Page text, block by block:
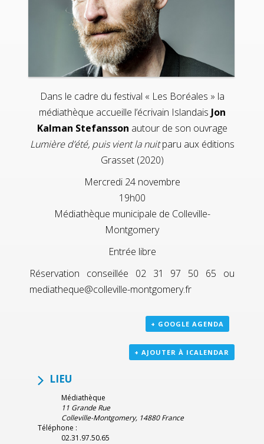
Dans le cadre du festival « Les Boréales » la
médiathèque accueille l’écrivain Islandais Jon
Kalman Stefansson autour de son ouvrage
Lumière d’été, puis vient la nuitparu aux éditions
Grasset (2020)
Mercredi 24 novembre
19h00
Médiathèque municipale de Colleville-
Montgomery
Entrée libre
Réservation conseillée 02 31 97 50 65 ou
mediatheque@colleville-montgomery.fr
+ GOOGLE AGENDA
+ AJOUTER À ICALENDAR
LIEU
Médiathèque
11 Grande Rue
Colleville-Montgomery, 14880 France
Téléphone :
02.31.97.50.65